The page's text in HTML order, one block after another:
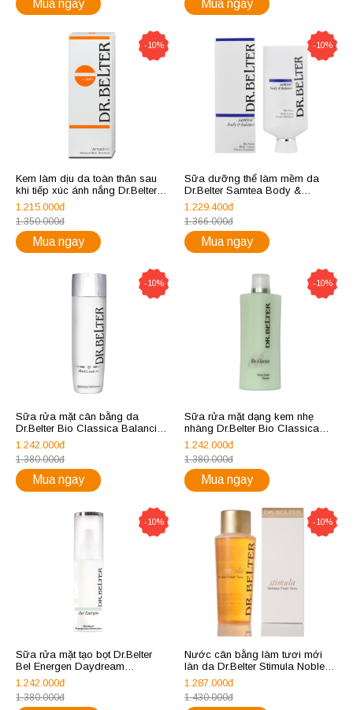
Mua ngay Mua ngay
-10%
Kem làm dịu da toàn thân sau
khi tiếp xúc ánh nắng Dr.Belter
After Sun Advanced Body
Treatment
1.215.000đ
1.350.000đ
Mua ngay
-10%
Sữa dưỡng thể làm mềm da
Dr.Belter Samtea Body &
Balance Bio-Satin Body Lotion
1.229.400đ
1.366.000đ
Mua ngay
-10%
Sữa rửa mặt cân bằng da
Dr.Belter Bio Classica Balancing
Gel Cleanser
1.242.000đ
1.380.000đ
Mua ngay
-10%
Sữa rửa mặt dạng kem nhẹ
nhàng Dr.Belter Bio Classica
Velvety Cream Cleanser
1.242.000đ
1.380.000đ
Mua ngay
-10%
Sữa rửa mặt tạo bọt Dr.Belter
Bel Energen Daydream
Cleansing Foam
1.242.000đ
1.380.000đ
-10%
Nước cân bằng làm tươi mới
làn da Dr.Belter Stimula Nobless
Fresh Tonic
1.287.000đ
1.430.000đ